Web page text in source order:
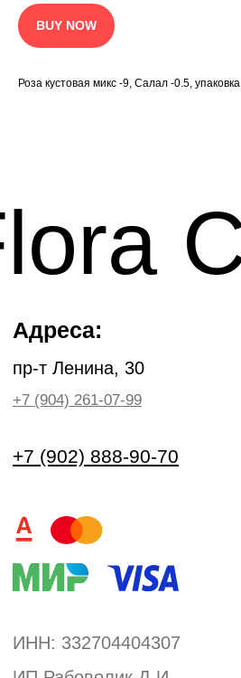
BUY NOW
Роза кустовая микс -9, Салал -0.5, упаковка